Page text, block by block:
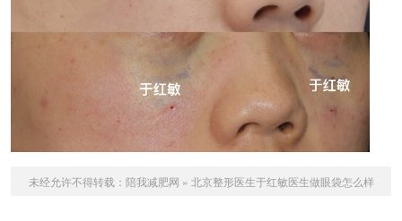
未经允许不得转载： 陪我减肥网 » 北京整形医生于红敏医生做眼袋怎么样